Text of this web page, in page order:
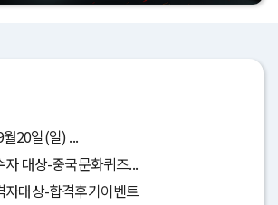
20일(일) ...
대상-중국문화퀴즈...
자대상-합격후기이벤트